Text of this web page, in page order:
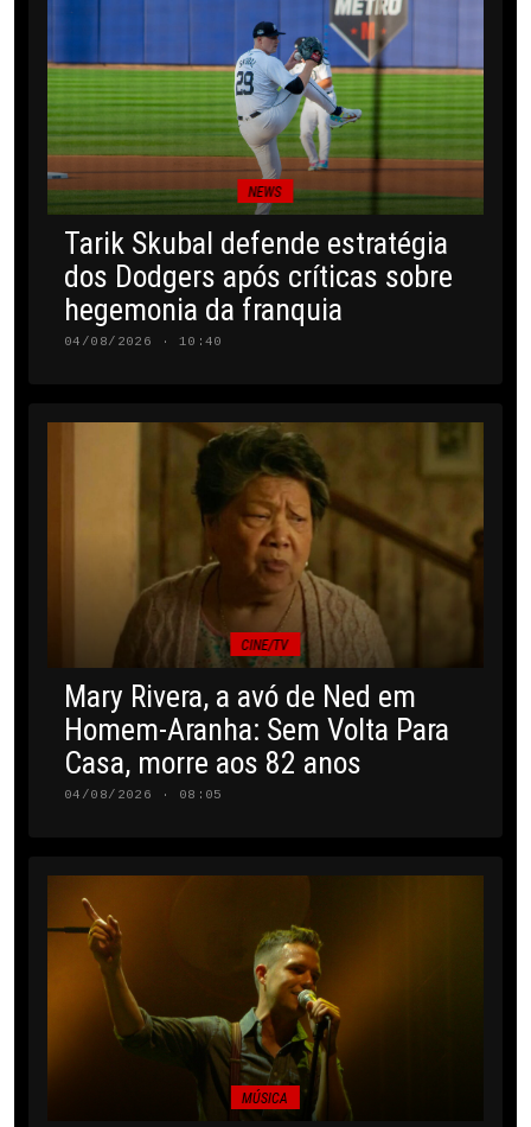
NEWS
Tarik Skubal defende estratégia
dos Dodgers após críticas sobre
hegemonia da franquia
04/08/2026 · 10:40
CINE/TV
Mary Rivera, a avó de Ned em
Homem-Aranha: Sem Volta Para
Casa, morre aos 82 anos
04/08/2026 · 08:05
MÚSICA